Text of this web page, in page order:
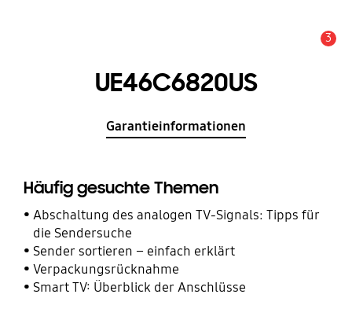
3
UE46C6820US
Garantieinformationen
Häufig gesuchte Themen
Abschaltung des analogen TV-Signals: Tipps für
die Sendersuche
Sender sortieren – einfach erklärt
Verpackungsrücknahme
Smart TV: Überblick der Anschlüsse